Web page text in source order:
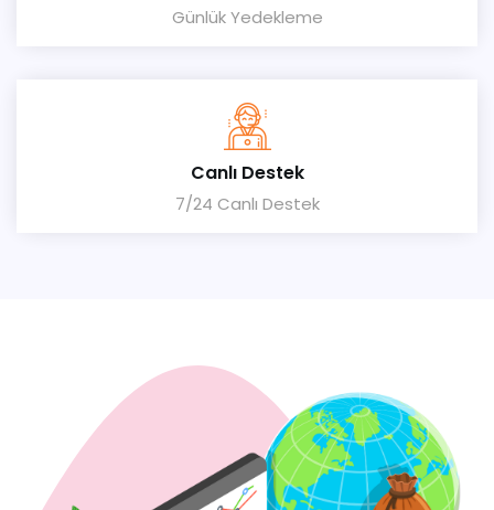
Günlük Yedekleme
Canlı Destek
7/24 Canlı Destek